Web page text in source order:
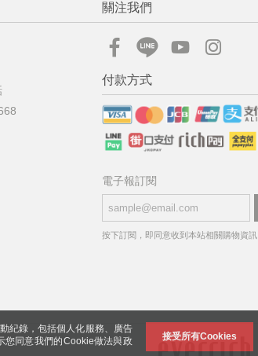
紀錄，包括個人化服務、廣告
您同意我們的Cookie做法與政
接受所有Cookies
關注我們
付款方式
電子報訂閱
按下訂閱，即同意收到本站相關購物資訊